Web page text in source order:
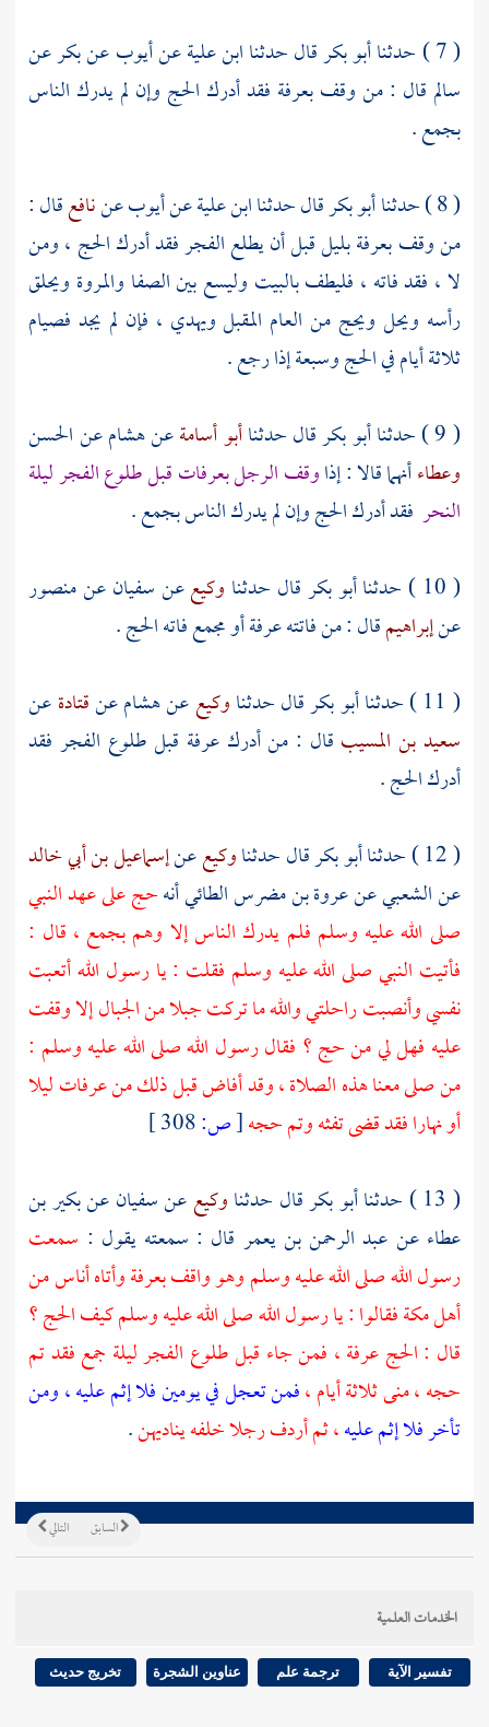
( 7 ) حدثنا
أبو بكرقال حدثناابن عليةعنأيوبعنبكرعن
سالم قال : من وقفبعرفة فقد أدرك الحج وإن لم يدرك الناس
بجمع.
( 8 ) حدثنا
أبو بكرقال حدثناابن عليةعنأيوبعننافعقال :
من وقفبعرفةبليل قبل أن يطلع الفجر فقد أدرك الحج ، ومن
لا ، فقد فاته ، فليطفبالبيت وليسع بينالصفا والمروة ويحلق
رأسه ويحل ويحج من العام المقبل ويهدي ، فإن لم يجد فصيام
ثلاثة أيام في الحج وسبعة إذا رجع .
( 9 ) حدثنا
أبو بكرقال حدثناأبو أسامةعنهشامعنالحسن
وعطاءأنهما قالا : إذاوقف الرجلبعرفاتقبل طلوع الفجر ليلة
النحر فقد أدرك الحج وإن لم يدرك الناسبجمع.
( 10 ) حدثنا
أبو بكرقال حدثنا وكيععنسفيانعنمنصور
عنإبراهيمقال : من فاتتهعرفةأومجمعفاته الحج .
( 11 ) حدثنا
أبو بكرقال حدثناوكيععنهشامعنقتادةعن
سعيد بن المسيب قال : من أدرك عرفة قبل طلوع الفجر فقد
أدرك الحج .
( 12 ) حدثنا
أبو بكرقال حدثناوكيععنإسماعيل بن أبي خالد
عنالشعبيعنعروة بن مضرس الطائيأنهحج على عهد النبي
صلى الله عليه وسلم فلم يدرك الناس إلا وهمبجمع ، قال :
فأتيت النبي صلى الله عليه وسلم فقلت : يا رسول الله أتعبت
نفسي وأنصبت راحلتي والله ما تركت جبلا من الجبال إلا وقفت
عليه فهل لي من حج ؟ فقال رسول الله صلى الله عليه وسلم :
من صلى معنا هذه الصلاة ، وقد أفاض قبل ذلك منعرفاتليلا
أو نهارا فقد قضى تفثه وتم حجه[ص:
( 13 ) حدثنا
أبو بكرقال حدثناوكيععنسفيانعنبكير بن
عطاءعن عبد الرحمن بن يعمر قال : سمعته يقول : سمعت
رسول الله صلى الله عليه وسلم وهو واقفبعرفةوأتاه أناس من
أهلمكةفقالوا : يا رسول الله صلى الله عليه وسلم كيف الحج ؟
قال : الحجعرفة، فمن جاء قبل طلوع الفجر ليلة جمع فقد تم
حجه ، منى ثلاثة أيام ،فمن تعجل في يومين فلا إثم عليه ، ومن
تأخر فلا إثم عليه، ثم أردف رجلا خلفه يناديهن.
التالي السابق
الخدمات العلمية
تفسير الآية ترجمة علم عناوين الشجرة تخريج حديث